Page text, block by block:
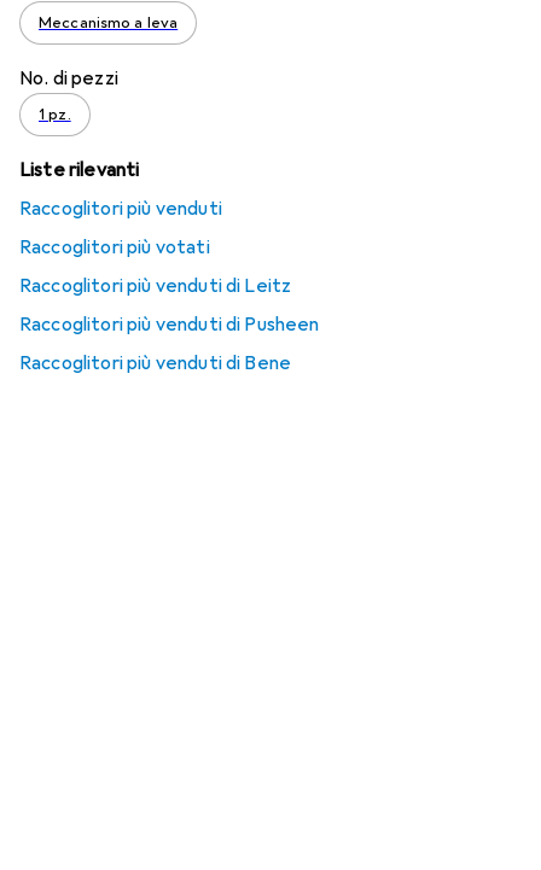
Meccanismo a leva
No. di pezzi
1 pz.
Liste rilevanti
Raccoglitori più venduti
Raccoglitori più votati
Raccoglitori più venduti di Leitz
Raccoglitori più venduti di Pusheen
Raccoglitori più venduti di Bene